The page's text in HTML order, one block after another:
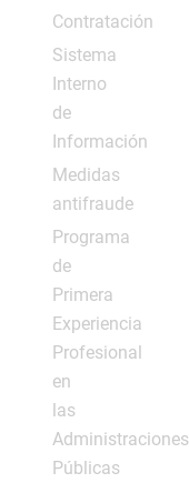
Contratación
Sistema
Interno
de
Información
Medidas
antifraude
Programa
de
Primera
Experiencia
Profesional
en
las
Administraciones
Públicas